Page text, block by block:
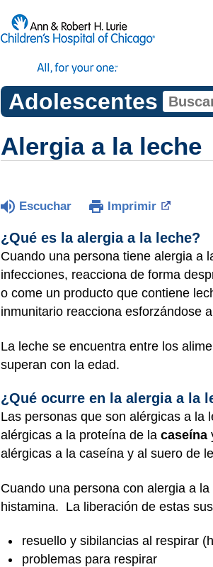
Adolescentes
Alergia a la leche
Escuchar Imprimir
¿Qué es la alergia a la leche?
Cuando una persona tiene alergia a
infecciones, reacciona de forma
o come un producto que contiene
inmunitario reacciona esforzándose
La leche se encuentra entre los
superan con la edad.
¿Qué ocurre en la alergia a la
Las personas que son alérgicas a la
alérgicas a la proteína de la caseína
alérgicas a la caseína y al suero de
Cuando una persona con alergia a
histamina. La liberación de estas
resuello y sibilancias al respirar
problemas para respirar